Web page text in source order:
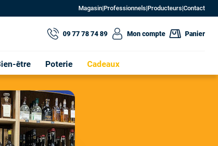
Magasin|Professionnels|Producteurs|Contact
être Poterie Cadeaux
09 77 78 74 89 Mon compte Panier